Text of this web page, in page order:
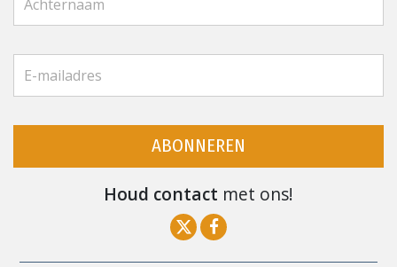
ABONNEREN
Houd contact met ons!